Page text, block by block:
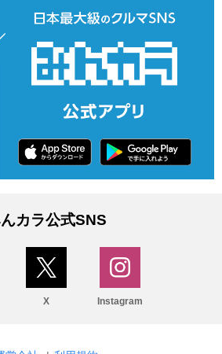
カラ公式SNS
X Instagram